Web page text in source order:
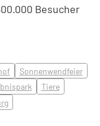
Besucher
Sonnenwendfeier
Tiere